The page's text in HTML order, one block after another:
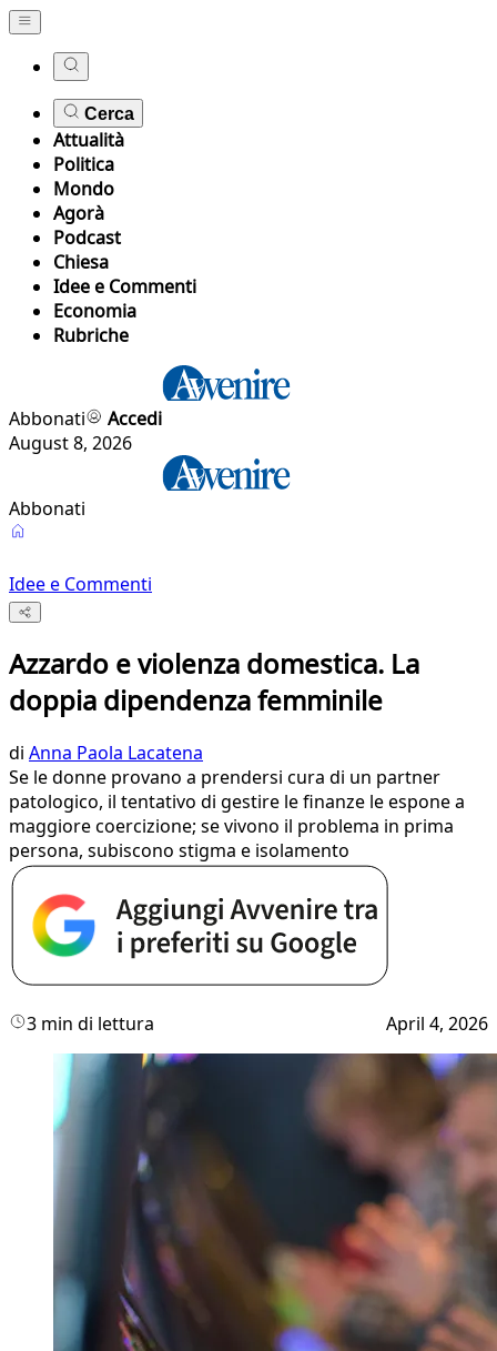
Cerca
Attualità
Politica
Mondo
Agorà
Podcast
Chiesa
Idee e Commenti
Economia
Rubriche
Abbonati
Accedi
August 8, 2026
Abbonati
Idee e Commenti
Azzardo e violenza domestica. La
doppia dipendenza femminile
di Anna Paola Lacatena
Se le donne provano a prendersi cura di un partner
patologico, il tentativo di gestire le finanze le espone a
maggiore coercizione; se vivono il problema in prima
persona, subiscono stigma e isolamento
3 min di lettura April 4, 2026